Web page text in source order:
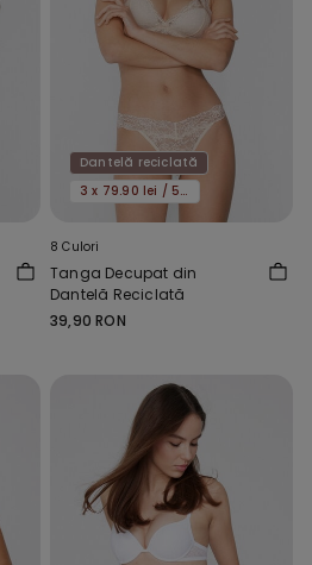
Dantelă reciclată
3 x 79.90 lei / 5 x 119.90 lei
8 Culori
Tanga Decupat din
Dantelă Reciclată
39,90 RON